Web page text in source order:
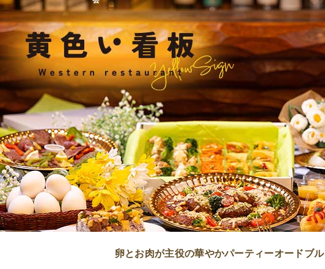
卵とお肉が主役の華やかパーティーオードブル